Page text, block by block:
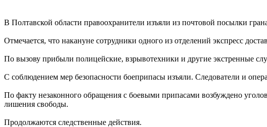
В Полтавской области правоохранители изъяли из почтовой посылки
Отмечается, что накануне сотрудники одного из отделений экспресс
По вызову прибыли полицейские, взрывотехники и другие экстренные
С соблюдением мер безопасности боеприпасы изъяли. Следователи и
По факту незаконного обращения с боевыми припасами возбуждено
лишения свободы.
Продолжаются следственные действия.